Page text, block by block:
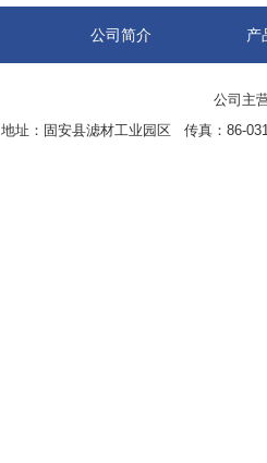
公司简介 产
公司主
地址：固安县滤材工业园区 传真：86-